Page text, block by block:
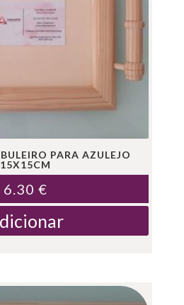
PARA AZULEJO
15X15CM
6.30 €